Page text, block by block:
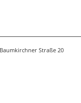
Straße 20